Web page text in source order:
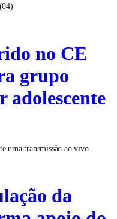
no CE
grupo
adolescente
uma transmissão ao vivo
da